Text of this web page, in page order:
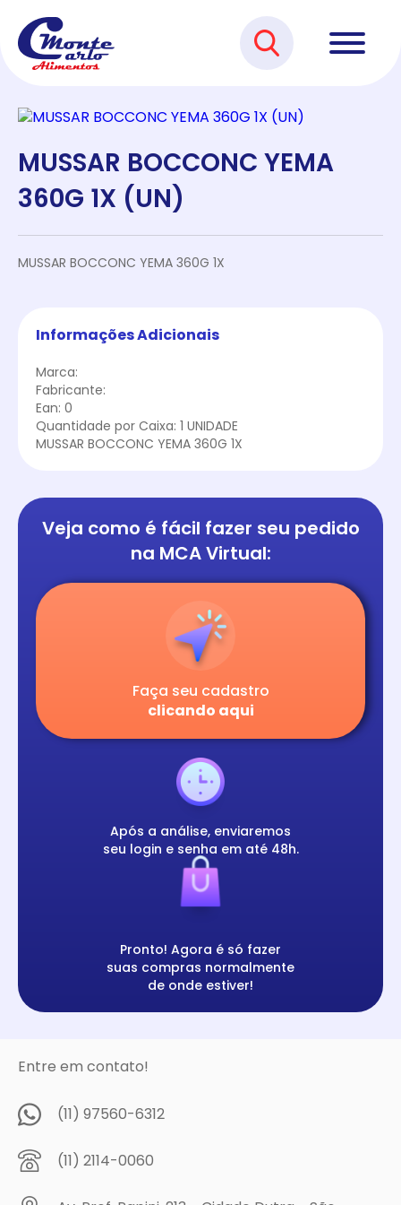
MUSSAR BOCCONC YEMA
360G 1X (UN)
MUSSAR BOCCONC YEMA 360G 1X
Informações Adicionais
Marca:
Fabricante:
Ean: 0
Quantidade por Caixa: 1 UNIDADE
MUSSAR BOCCONC YEMA 360G 1X
Veja como é fácil fazer seu pedido
na MCA Virtual:
Faça seu cadastro
clicando aqui
Após a análise, enviaremos
seu login e senha em até 48h.
Pronto! Agora é só fazer
suas compras normalmente
de onde estiver!
Entre em contato!
(11) 97560-6312
(11) 2114-0060